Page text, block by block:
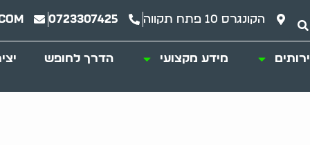
הקונגרס 10 פתח תקווה 0723307425
מידע מקצועי הדרך לחופש